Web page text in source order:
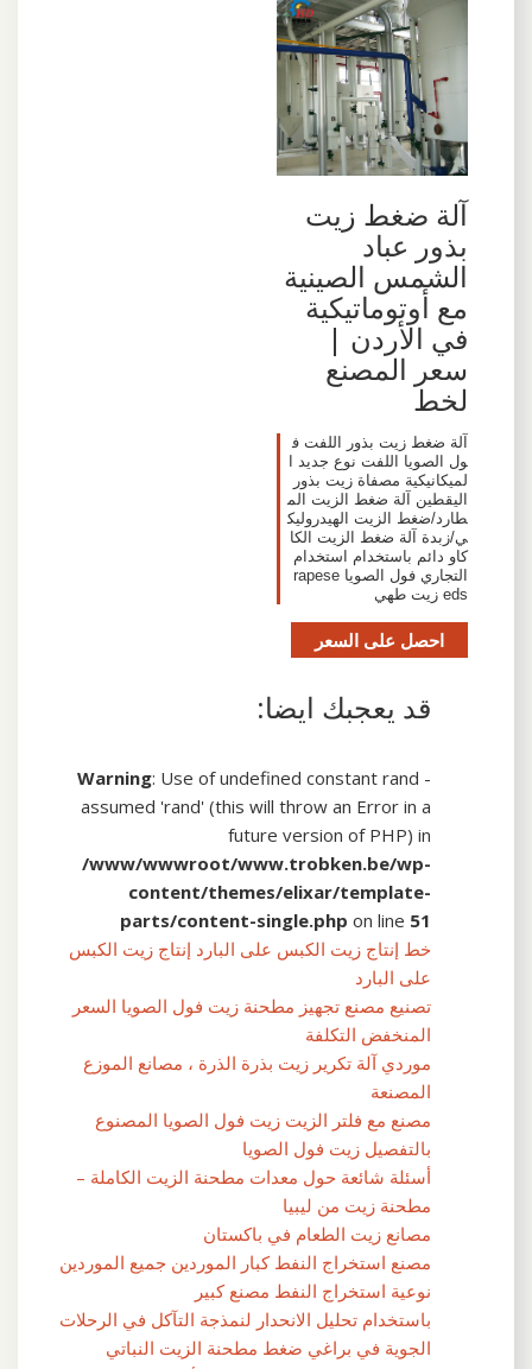
آلة ضغط زيت
بذور عباد
الشمس الصينية
مع أوتوماتيكية
في الأردن |
سعر المصنع
لخط
آلة ضغط زيت بذور اللفت ف
ول الصويا اللفت نوع جديد ا
لميكانيكية مصفاة زيت بذور
اليقطين آلة ضغط الزيت الم
طارد/ضغط الزيت الهيدروليك
ي/زبدة آلة ضغط الزيت الكا
كاو دائم باستخدام استخدام
التجاري فول الصويا rapese
eds زيت طهي
احصل على السعر
قد يعجبك ايضا:
Warning: Use of undefined constant rand -
assumed 'rand' (this will throw an Error in a
future version of PHP) in
/www/wwwroot/www.trobken.be/wp-
content/themes/elixar/template-
parts/content-single.php on line 51
خط إنتاج زيت الكبس على البارد إنتاج زيت الكبس
على البارد
تصنيع مصنع تجهيز مطحنة زيت فول الصويا السعر
المنخفض التكلفة
موردي آلة تكرير زيت بذرة الذرة ، مصانع الموزع
المصنعة
مصنع مع فلتر الزيت زيت فول الصويا المصنوع
بالتفصيل زيت فول الصويا
أسئلة شائعة حول معدات مطحنة الزيت الكاملة –
مطحنة زيت من ليبيا
مصانع زيت الطعام في باكستان
مصنع استخراج النفط كبار الموردين جميع الموردين
نوعية استخراج النفط مصنع كبير
باستخدام تحليل الانحدار لنمذجة التآكل في الرحلات
الجوية في براغي ضغط مطحنة الزيت النباتي